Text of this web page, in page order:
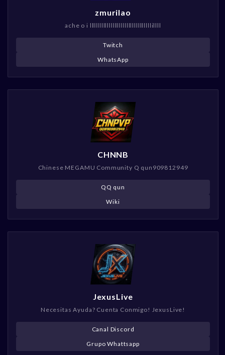
zmurilao
ache o i llllllllllllllllllllllllllllllllillll
Twitch
WhatsApp
CHNNB
Chinese MEGAMU Community Q qun909812949
QQ qun
Wiki
JexusLive
Necesitas Ayuda? Cuenta Conmigo! JexusLive!
Canal Discord
Grupo Whattsapp